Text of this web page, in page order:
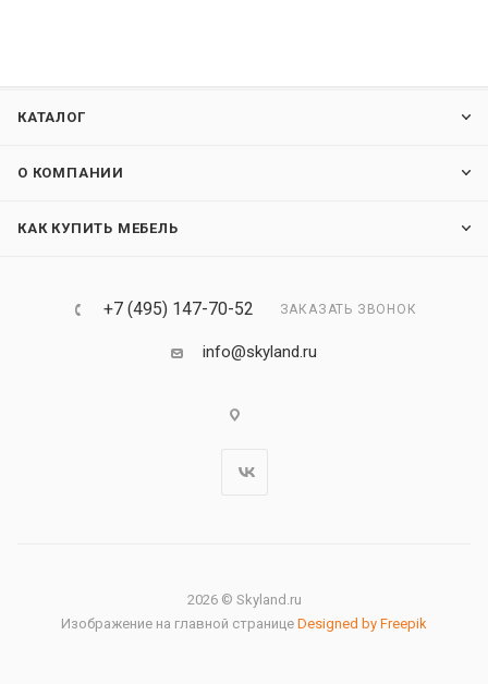
КАТАЛОГ
О КОМПАНИИ
КАК КУПИТЬ МЕБЕЛЬ
+7 (495) 147-70-52 ЗАКАЗАТЬ ЗВОНОК
info@skyland.ru
2026 © Skyland.ru
Изображение на главной странице Designed by Freepik